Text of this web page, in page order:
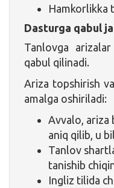
Hamkorlikka
Dasturga qabul
Tanlovga arizalar
qabul qilinadi.
Ariza topshirish
amalga oshiriladi:
Avvalo, ariza
aniq qilib, u
Tanlov
tanishib
Ingliz tilida